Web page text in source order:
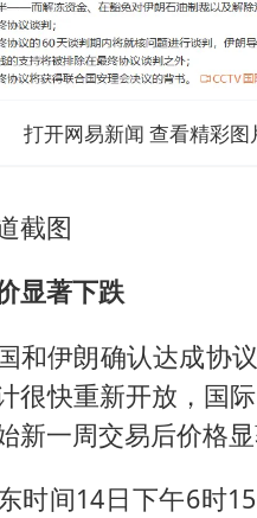
打开网易新闻 查看精彩图
截图
显著下跌
和伊朗确认达成协
很快重新开放，国
新一周交易后价格显
时间14日下午6时